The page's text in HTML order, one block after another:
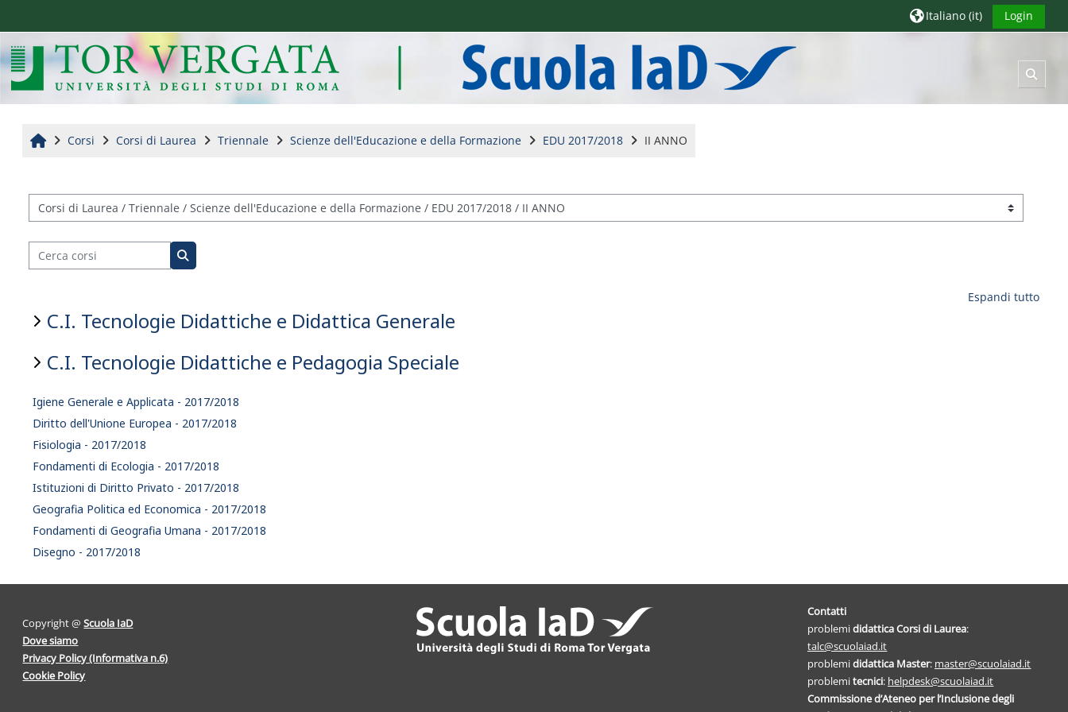
Italiano ‎(it)‎ Login
Home
Corsi Corsi di Laurea Triennale Scienze dell'Educazione e della Formazione EDU 2017/2018 II ANNO
Categorie di corso
Cerca corsi
Espandi tutto
C.I. Tecnologie Didattiche e Didattica Generale
C.I. Tecnologie Didattiche e Pedagogia Speciale
Igiene Generale e Applicata - 2017/2018
Diritto dell'Unione Europea - 2017/2018
Fisiologia - 2017/2018
Fondamenti di Ecologia - 2017/2018
Istituzioni di Diritto Privato - 2017/2018
Geografia Politica ed Economica - 2017/2018
Fondamenti di Geografia Umana - 2017/2018
Disegno - 2017/2018
Copyright @Scuola IaD
Dove siamo
Privacy Policy (Informativa n.6)
Cookie Policy
Contatti
problemididatticaCorsi di Laurea:
talc@scuolaiad.it
problemididattica Master: master@scuolaiad.it
problemitecnici: helpdesk@scuolaiad.it
Commissione d’Ateneo per l’Inclusione degli